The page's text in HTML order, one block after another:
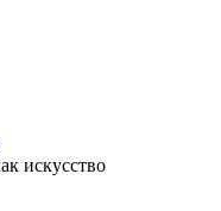
искусство